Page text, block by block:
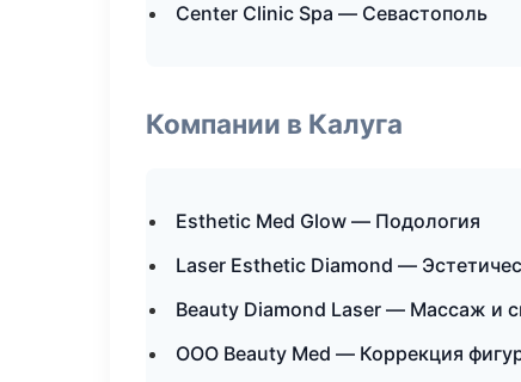
Center Clinic Spa — Севастополь
Компании в Калуга
Esthetic Med Glow — Подология
Laser Esthetic Diamond —
Beauty Diamond Laser — Массаж и
ООО Beauty Med — Коррекция